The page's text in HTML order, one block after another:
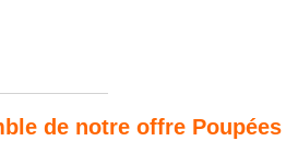
de notre offre Poupées